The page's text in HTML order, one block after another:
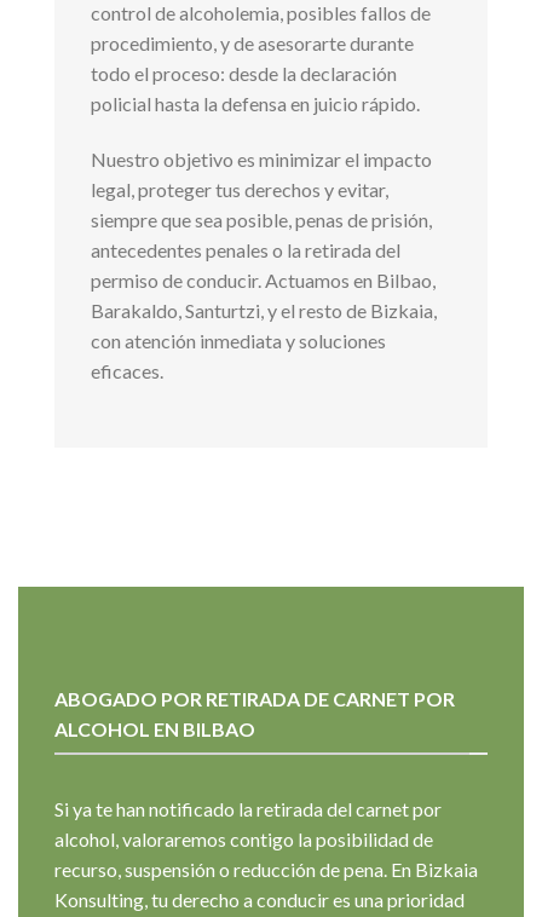
control de alcoholemia, posibles fallos de
procedimiento, y de asesorarte durante
todo el proceso: desde la declaración
policial hasta la defensa en juicio rápido.
Nuestro objetivo es minimizar el impacto
legal, proteger tus derechos y evitar,
siempre que sea posible, penas de prisión,
antecedentes penales o la retirada del
permiso de conducir. Actuamos en Bilbao,
Barakaldo, Santurtzi, y el resto de Bizkaia,
con atención inmediata y soluciones
eficaces.
ABOGADO POR RETIRADA DE CARNET POR
ALCOHOL EN BILBAO
Si ya te han notificado la retirada del carnet por
alcohol, valoraremos contigo la posibilidad de
recurso, suspensión o reducción de pena. En Bizkaia
Konsulting, tu derecho a conducir es una prioridad